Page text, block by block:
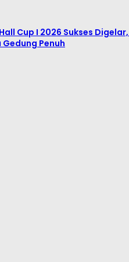
Cup I 2026 Sukses
Penuh